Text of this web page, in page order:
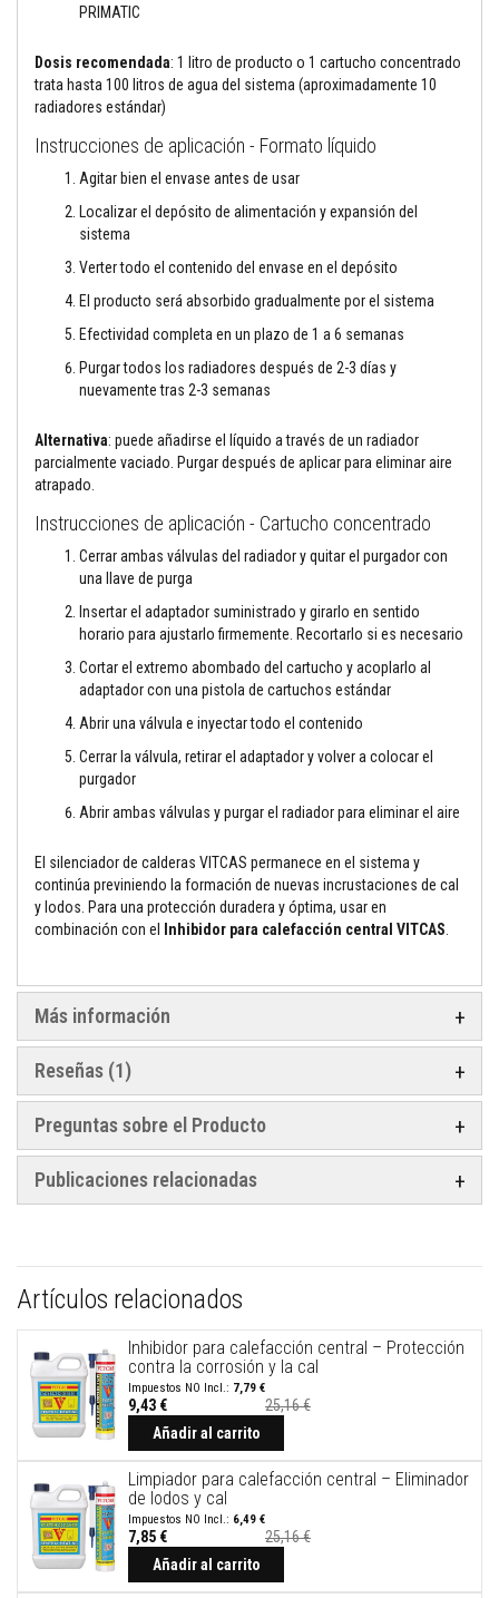
t
e
m
p
s
p
a
r
a
L
i
m
p
r
e
p
a
a
e
s
t
u
f
a
c
i
e
n
a
s
i
n
t
u
a
s
r
PRIMATIC
Dosis recomendada: 1 litro de producto o 1 cartucho concentrado
trata hasta 100 litros de agua del sistema (aproximadamente 10
radiadores estándar)
Instrucciones de aplicación - Formato líquido
Agitar bien el envase antes de usar
Localizar el depósito de alimentación y expansión del
sistema
Verter todo el contenido del envase en el depósito
El producto será absorbido gradualmente por el sistema
Efectividad completa en un plazo de 1 a 6 semanas
Purgar todos los radiadores después de 2-3 días y
nuevamente tras 2-3 semanas
Alternativa: puede añadirse el líquido a través de un radiador
parcialmente vaciado. Purgar después de aplicar para eliminar aire
atrapado.
Instrucciones de aplicación - Cartucho concentrado
Cerrar ambas válvulas del radiador y quitar el purgador con
una llave de purga
Insertar el adaptador suministrado y girarlo en sentido
horario para ajustarlo firmemente. Recortarlo si es necesario
Cortar el extremo abombado del cartucho y acoplarlo al
adaptador con una pistola de cartuchos estándar
Abrir una válvula e inyectar todo el contenido
Cerrar la válvula, retirar el adaptador y volver a colocar el
purgador
Abrir ambas válvulas y purgar el radiador para eliminar el aire
El silenciador de calderas VITCAS permanece en el sistema y
continúa previniendo la formación de nuevas incrustaciones de cal
y lodos. Para una protección duradera y óptima, usar en
combinación con el
Inhibidor para calefacción central VITCAS.
Más información
Reseñas 1
Preguntas sobre el Producto
Publicaciones relacionadas
Artículos relacionados
Inhibidor para calefacción central – Protección
contra la corrosión y la cal
9,43 €
7,79 €
25,16 €
Añadir al carrito
Limpiador para calefacción central – Eliminador
de lodos y cal
7,85 €
6,49 €
25,16 €
Añadir al carrito